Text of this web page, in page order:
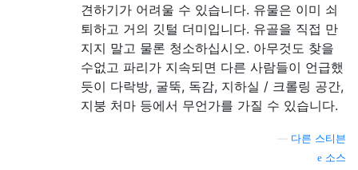
견하기가 어려울 수 있습니다. 유물은 이미 쇠
퇴하고 거의 깃털 더미입니다. 유골을 직접 만
지지 말고 물론 청소하십시오. 아무것도 찾을
수없고 파리가 지속되면 다른 사람들이 언급했
듯이 다락방, 굴뚝, 독감, 지하실 / 크롤링 공간,
지붕 처마 등에서 무언가를 가질 수 있습니다.
다른 스티븐
소스